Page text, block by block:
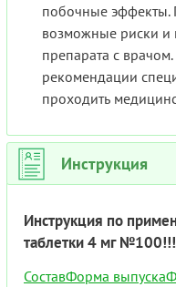
побочные эффекты.
возможные риски и
препарата с
рекомендации
проходить
Инструкция
Инструкция по
таблетки 4 мг №100!!!
СоставФорма выпуска